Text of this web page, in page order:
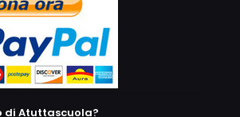
di Atuttascuola?